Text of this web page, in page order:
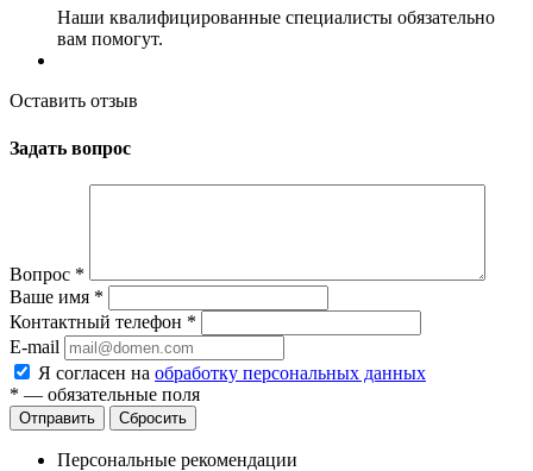
Наши квалифицированные специалисты обязательно
вам помогут.
Оставить отзыв
Задать вопрос
Вопрос *
Ваше имя *
Контактный телефон *
E-mail
Я согласен на обработку персональных данных
* — обязательные поля
Сбросить
Персональные рекомендации